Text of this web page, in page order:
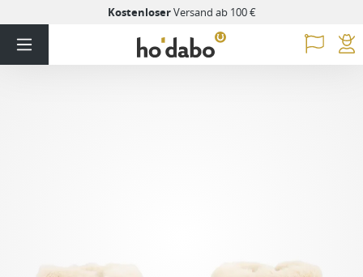
KostenloserVersand ab 100 €